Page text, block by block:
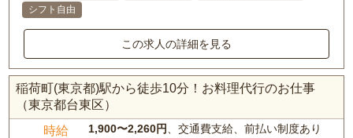
シフト自由
この求人の詳細を見る
稲荷町(東京都)駅から徒歩10分！お料理代行のお仕事
（東京都台東区）
時給 1,900〜2,260円 、交通費支給、前払い制度あり